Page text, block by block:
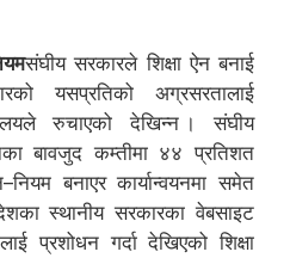
संघीय सरकारले शिक्षा ऐन बनाई
यसप्रतिको अग्रसरतालाई
रुचाएको देखिन्न । संघीय
बावजुद कम्तीमा ४४ प्रतिशत
बनाएर कार्यान्वयनमा समेत
स्थानीय सरकारका वेबसाइट
प्रशोधन गर्दा देखिएको शिक्षा